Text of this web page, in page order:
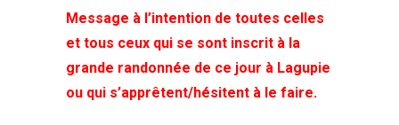
Message à l’intention de toutes celles
et tous ceux qui se sont inscrit à la
grande randonnée de ce jour à Lagupie
ou qui s’apprêtent/hésitent à le faire.